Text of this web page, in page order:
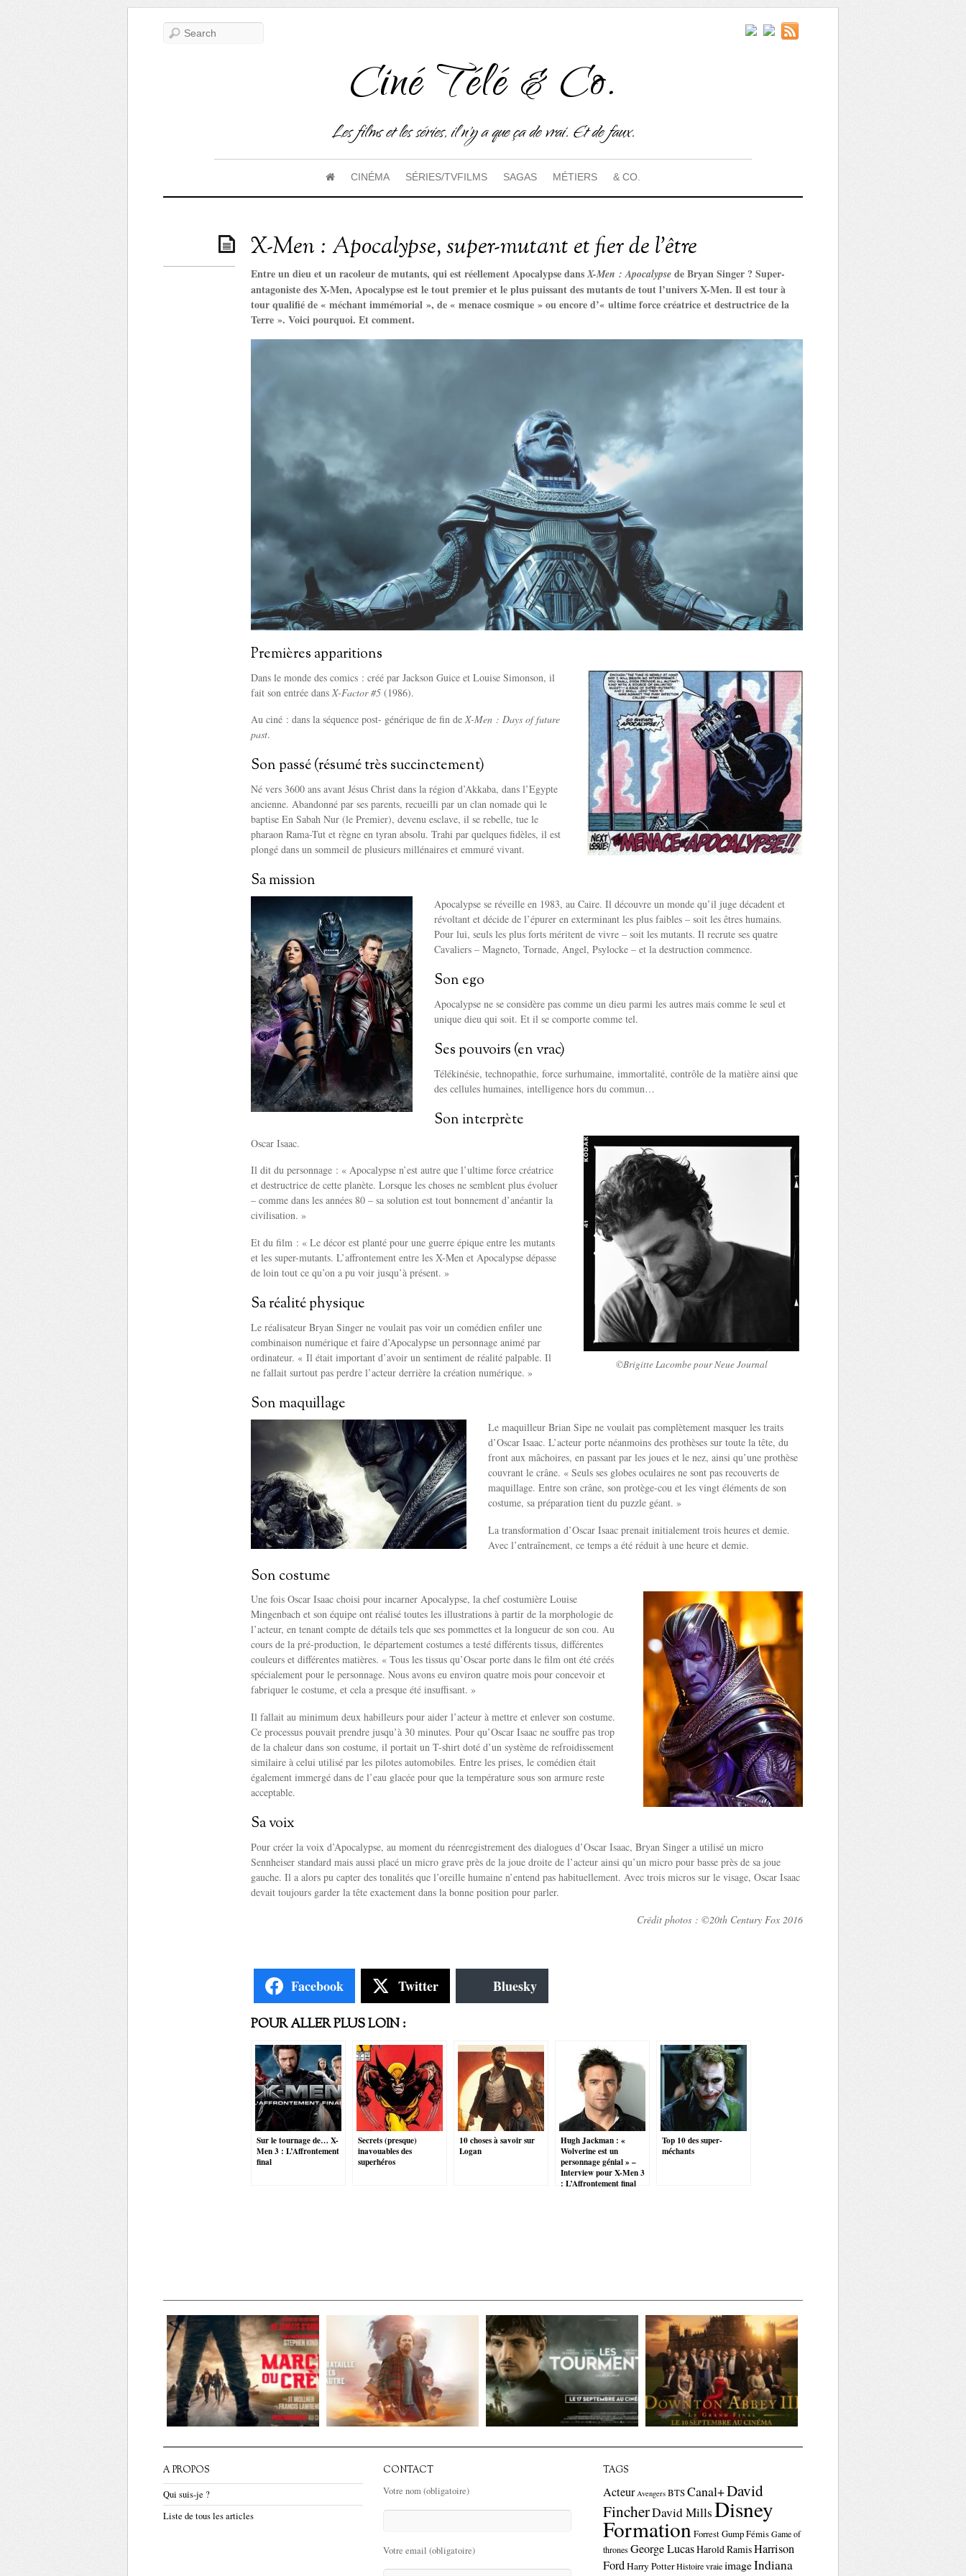
Ciné Télé & Co.
Les films et les séries, il n'y a que ça de vrai. Et de faux.
CINÉMA SÉRIES/TVFILMS SAGAS MÉTIERS & CO.
X-Men : Apocalypse, super-mutant et fier de l’être
Entre un dieu et un racoleur de mutants, qui est réellement Apocalypse dans X-Men : Apocalypse de Bryan Singer ? Super-
antagoniste des X-Men, Apocalypse est le tout premier et le plus puissant des mutants de tout l’univers X-Men. Il est tour à
tour qualifié de « méchant immémorial », de « menace cosmique » ou encore d’« ultime force créatrice et destructrice de la
Terre ». Voici pourquoi. Et comment.
Premières apparitions
Dans le monde des comics : créé par Jackson Guice et Louise Simonson, il
fait son entrée dans X-Factor #5 (1986).
Au ciné : dans la séquence post- générique de fin de X-Men : Days of future
past.
Son passé (résumé très succinctement)
Né vers 3600 ans avant Jésus Christ dans la région d’Akkaba, dans l’Egypte
ancienne. Abandonné par ses parents, recueilli par un clan nomade qui le
baptise En Sabah Nur (le Premier), devenu esclave, il se rebelle, tue le
pharaon Rama-Tut et règne en tyran absolu. Trahi par quelques fidèles, il est
plongé dans un sommeil de plusieurs millénaires et emmuré vivant.
Sa mission
Apocalypse se réveille en 1983, au Caire. Il découvre un monde qu’il juge décadent et
révoltant et décide de l’épurer en exterminant les plus faibles – soit les êtres humains.
Pour lui, seuls les plus forts méritent de vivre – soit les mutants. Il recrute ses quatre
Cavaliers – Magneto, Tornade, Angel, Psylocke – et la destruction commence.
Son ego
Apocalypse ne se considère pas comme un dieu parmi les autres mais comme le seul et
unique dieu qui soit. Et il se comporte comme tel.
Ses pouvoirs (en vrac)
Télékinésie, technopathie, force surhumaine, immortalité, contrôle de la matière ainsi que
des cellules humaines, intelligence hors du commun…
Son interprète
©Brigitte Lacombe pour Neue Journal
Oscar Isaac.
Il dit du personnage : « Apocalypse n’est autre que l’ultime force créatrice
et destructrice de cette planète. Lorsque les choses ne semblent plus évoluer
– comme dans les années 80 – sa solution est tout bonnement d’anéantir la
civilisation. »
Et du film : « Le décor est planté pour une guerre épique entre les mutants
et les super-mutants. L’affrontement entre les X-Men et Apocalypse dépasse
de loin tout ce qu’on a pu voir jusqu’à présent. »
Sa réalité physique
Le réalisateur Bryan Singer ne voulait pas voir un comédien enfiler une
combinaison numérique et faire d’Apocalypse un personnage animé par
ordinateur. « Il était important d’avoir un sentiment de réalité palpable. Il
ne fallait surtout pas perdre l’acteur derrière la création numérique. »
Son maquillage
Le maquilleur Brian Sipe ne voulait pas complètement masquer les traits
d’Oscar Isaac. L’acteur porte néanmoins des prothèses sur toute la tête, du
front aux mâchoires, en passant par les joues et le nez, ainsi qu’une prothèse
couvrant le crâne. « Seuls ses globes oculaires ne sont pas recouverts de
maquillage. Entre son crâne, son protège-cou et les vingt éléments de son
costume, sa préparation tient du puzzle géant. »
La transformation d’Oscar Isaac prenait initialement trois heures et demie.
Avec l’entraînement, ce temps a été réduit à une heure et demie.
Son costume
Une fois Oscar Isaac choisi pour incarner Apocalypse, la chef costumière Louise
Mingenbach et son équipe ont réalisé toutes les illustrations à partir de la morphologie de
l’acteur, en tenant compte de détails tels que ses pommettes et la longueur de son cou. Au
cours de la pré-production, le département costumes a testé différents tissus, différentes
couleurs et différentes matières. « Tous les tissus qu’Oscar porte dans le film ont été créés
spécialement pour le personnage. Nous avons eu environ quatre mois pour concevoir et
fabriquer le costume, et cela a presque été insuffisant. »
Il fallait au minimum deux habilleurs pour aider l’acteur à mettre et enlever son costume.
Ce processus pouvait prendre jusqu’à 30 minutes. Pour qu’Oscar Isaac ne souffre pas trop
de la chaleur dans son costume, il portait un T-shirt doté d’un système de refroidissement
similaire à celui utilisé par les pilotes automobiles. Entre les prises, le comédien était
également immergé dans de l’eau glacée pour que la température sous son armure reste
acceptable.
Sa voix
Pour créer la voix d’Apocalypse, au moment du réenregistrement des dialogues d’Oscar Isaac, Bryan Singer a utilisé un micro
Sennheiser standard mais aussi placé un micro grave près de la joue droite de l’acteur ainsi qu’un micro pour basse près de sa joue
gauche. Il a alors pu capter des tonalités que l’oreille humaine n’entend pas habituellement. Avec trois micros sur le visage, Oscar Isaac
devait toujours garder la tête exactement dans la bonne position pour parler.
Crédit photos : ©20th Century Fox 2016
Facebook Twitter Bluesky
POUR ALLER PLUS LOIN :
Sur le tournage de… X-
Men 3 : L’Affrontement
final
Secrets (presque)
inavouables des
superhéros
10 choses à savoir sur
Logan
Hugh Jackman : «
Wolverine est un
personnage génial » –
Interview pour X-Men 3
: L’Affrontement final
Top 10 des super-
méchants
A PROPOS
Qui suis-je ?
Liste de tous les articles
CONTACT
Votre nom (obligatoire)
Votre email (obligatoire)
TAGS
Acteur Avengers BTSCanal+David
FincherDavid MillsDisney
FormationForrest GumpFémis Game of
thrones George LucasHarold RamisHarrison
FordHarry PotterHistoire vraie imageIndiana